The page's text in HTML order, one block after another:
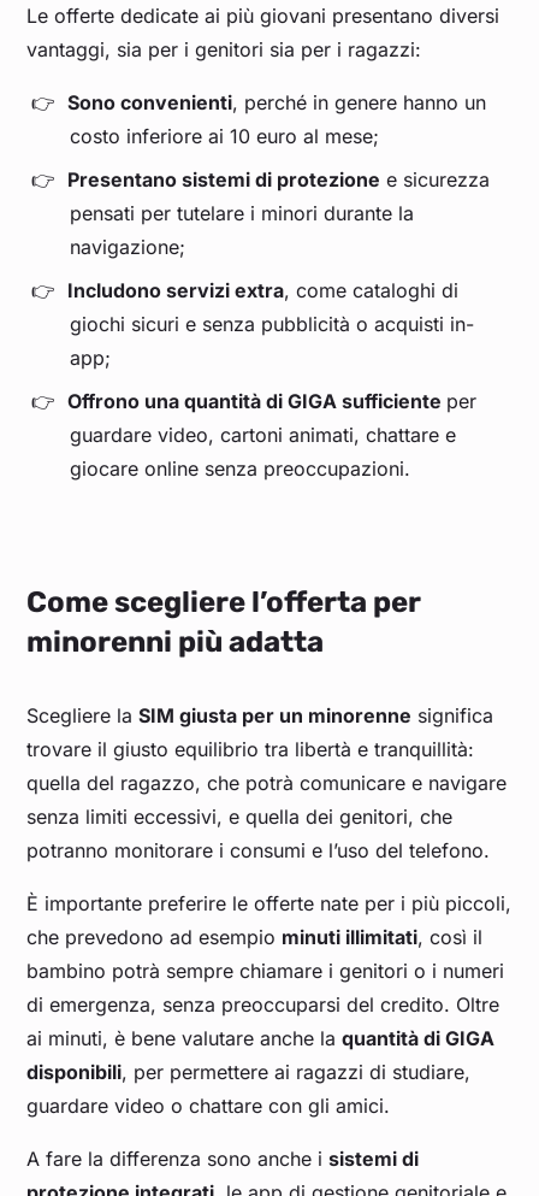
Le offerte dedicate ai più giovani presentano diversi
vantaggi, sia per i genitori sia per i ragazzi:
Sono convenienti, perché in genere hanno un
costo inferiore ai 10 euro al mese;
Presentano sistemi di protezione e sicurezza
pensati per tutelare i minori durante la
navigazione;
Includono servizi extra, come cataloghi di
giochi sicuri e senza pubblicità o acquisti in-
app;
Offrono una quantità di GIGA sufficiente per
guardare video, cartoni animati, chattare e
giocare online senza preoccupazioni.
Come scegliere l’offerta per
minorenni più adatta
Scegliere laSIM giusta per un minorenne significa
trovare il giusto equilibrio tra libertà e tranquillità:
quella del ragazzo, che potrà comunicare e navigare
senza limiti eccessivi, e quella dei genitori, che
potranno monitorare i consumi e l’uso del telefono.
È importante preferire le offerte nate per i più piccoli,
che prevedono ad esempio minuti illimitati, così il
bambino potrà sempre chiamare i genitori o i numeri
di emergenza, senza preoccuparsi del credito. Oltre
ai minuti, è bene valutare anche laquantità di GIGA
disponibili, per permettere ai ragazzi di studiare,
guardare video o chattare con gli amici.
A fare la differenza sono anche isistemi di